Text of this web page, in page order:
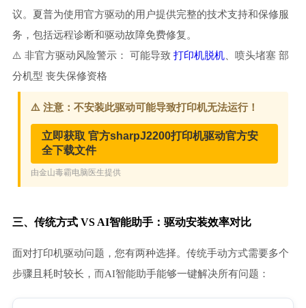
议。夏普为使用官方驱动的用户提供完整的技术支持和保修服
务，包括远程诊断和驱动故障免费修复。
⚠️ 非官方驱动风险警示： 可能导致 打印机脱机、喷头堵塞 部
分机型 丧失保修资格
三、传统方式 VS AI智能助手：驱动安装效率对比
面对打印机驱动问题，您有两种选择。传统手动方式需要多个
步骤且耗时较长，而AI智能助手能够一键解决所有问题：